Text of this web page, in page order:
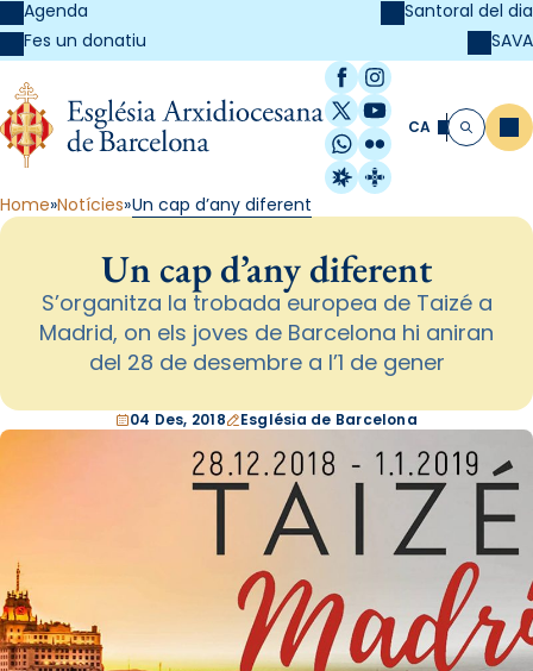
Agenda
Fes un donatiu
Santoral del dia
SAVA
Facebook
Instagram
X / Twitter
YouTube
WhatsApp
Flickr
Radio Estel
Catalunya
CA Cerca
Home Notícies Un cap d’any diferent
Un cap d’any diferent
S’organitza la trobada europea de Taizé a
Madrid, on els joves de Barcelona hi aniran
del 28 de desembre a l’1 de gener
04 Des, 2018 Església de Barcelona